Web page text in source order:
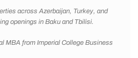
across Azerbaijan, Turkey, and
openings in Baku and Tbilisi.
MBA from Imperial College Business